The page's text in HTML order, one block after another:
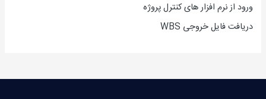
ورود از نرم افزار های کنترل پروژه
دریافت فایل خروجی WBS